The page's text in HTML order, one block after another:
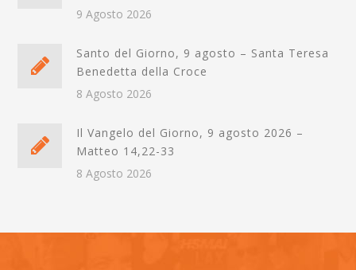
9 Agosto 2026
Santo del Giorno, 9 agosto – Santa Teresa
Benedetta della Croce
8 Agosto 2026
Il Vangelo del Giorno, 9 agosto 2026 –
Matteo 14,22-33
8 Agosto 2026